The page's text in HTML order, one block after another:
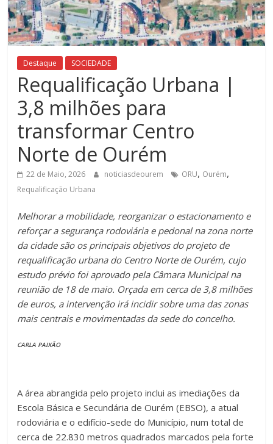
Destaque SOCIEDADE
Requalificação Urbana |
3,8 milhões para
transformar Centro
Norte de Ourém
22 de Maio, 2026 noticiasdeourem ORU, Ourém,
Requalificação Urbana
Melhorar a mobilidade, reorganizar o estacionamento e
reforçar a segurança rodoviária e pedonal na zona norte
da cidade são os principais objetivos do projeto de
requalificação urbana do Centro Norte de Ourém, cujo
estudo prévio foi aprovado pela Câmara Municipal na
reunião de 18 de maio. Orçada em cerca de 3,8 milhões
de euros, a intervenção irá incidir sobre uma das zonas
mais centrais e movimentadas da sede do concelho.
CARLA PAIXÃO
A área abrangida pelo projeto inclui as imediações da
Escola Básica e Secundária de Ourém (EBSO), a atual
rodoviária e o edifício-sede do Município, num total de
cerca de 22.830 metros quadrados marcados pela forte